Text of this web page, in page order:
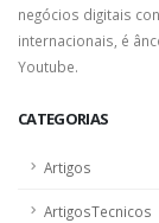
CATEGORIAS
Artigos
ArtigosTecnicos
negócios digitais
internacionais, é
Youtube.